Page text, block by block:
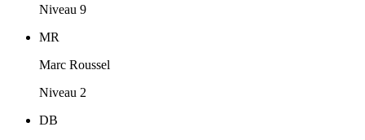
Niveau 9
MR
Marc Roussel
Niveau 2
DB